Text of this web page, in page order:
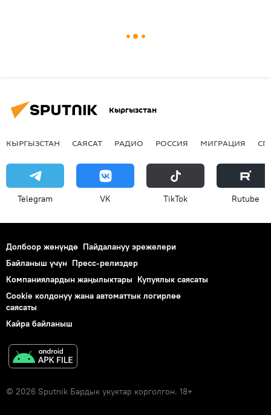
Кыргызстан
КЫРГЫЗСТАН САЯСАТ РАДИО РОССИЯ МИГРАЦИЯ
Telegram VK ТikТоk Rutube
Долбоор жөнүндө Пайдалануу эрежелери
Байланыш үчүн Пресс-релиздер
Компаниялардын жаңылыктары Купуялык саясаты
Cookie колдонуу жана автоматтык логирлөө
саясаты
Кайра байланыш
© 2026 Sputnik Бардык укуктар корголгон. 18+